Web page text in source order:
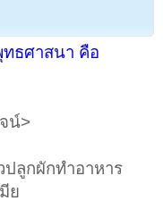
ธศาสนา คือ
น์>
ลูกผักทำอาหาร
ย